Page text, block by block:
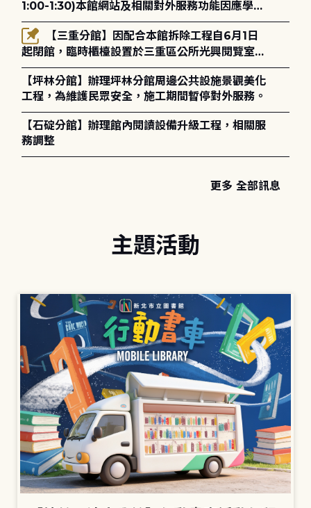
1:00-1:30)本館網站及相關對外服務功能因應學術
網路升級更新將暫停服務。
起閉館，臨時櫃檯設置於三重區公所光興閱覽室，
造成不便，敬請見諒。
【坪林分館】辦理坪林分館周邊公共設施景觀美化
工程，為維護民眾安全，施工期間暫停對外服務。
【石碇分館】辦理館內閱讀設備升級工程，相關服
務調整
更多 全部訊息
主題活動